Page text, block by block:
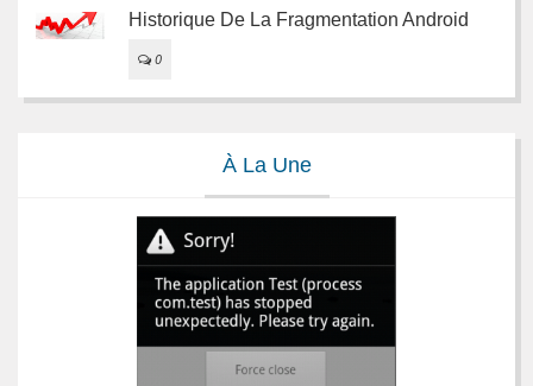
Historique De La Fragmentation Android
0
À La Une